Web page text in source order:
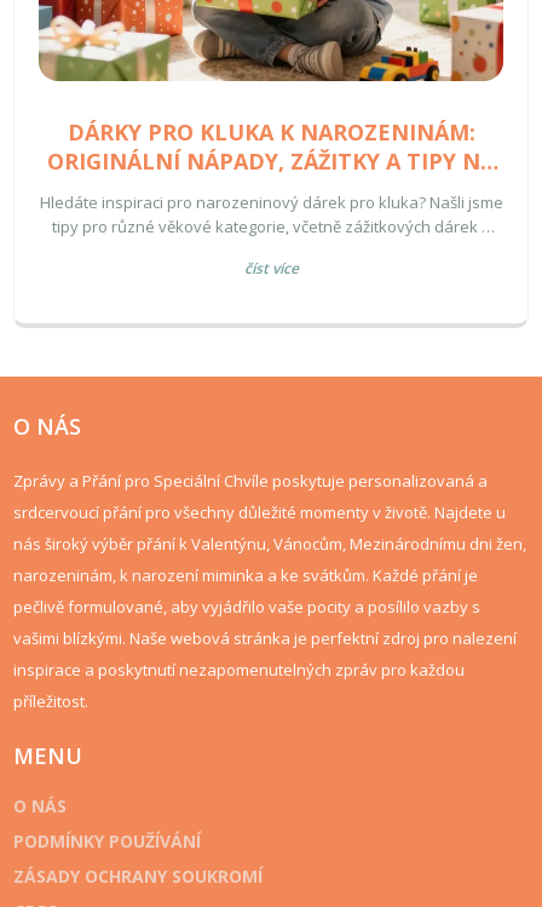
DÁRKY PRO KLUKA K NAROZENINÁM:
ORIGINÁLNÍ NÁPADY, ZÁŽITKY A TIPY NA
PŘÁNÍ
Hledáte inspiraci pro narozeninový dárek pro kluka? Našli jsme
tipy pro různé věkové kategorie, včetně zážitkových dárek a
číst více
O NÁS
Zprávy a Přání pro Speciální Chvíle poskytuje personalizovaná a
srdcervoucí přání pro všechny důležité momenty v životě. Najdete u
nás široký výběr přání k Valentýnu, Vánocům, Mezinárodnímu dni žen,
narozeninám, k narození miminka a ke svátkům. Každé přání je
pečlivě formulované, aby vyjádřilo vaše pocity a posílilo vazby s
vašimi blízkými. Naše webová stránka je perfektní zdroj pro nalezení
inspirace a poskytnutí nezapomenutelných zpráv pro každou
příležitost.
MENU
O NÁS
PODMÍNKY POUŽÍVÁNÍ
ZÁSADY OCHRANY SOUKROMÍ